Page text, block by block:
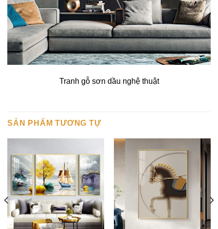
Tranh gỗ sơn dầu nghệ thuật
SẢN PHẨM TƯƠNG TỰ